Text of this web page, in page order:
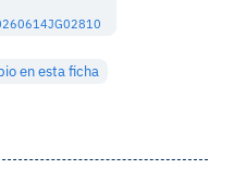
en esta ficha